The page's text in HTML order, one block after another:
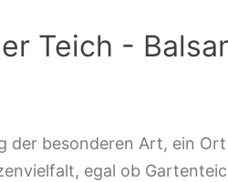
Teich -
der besonderen Art, ein
egal ob